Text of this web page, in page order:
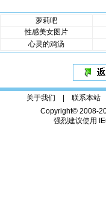
萝莉吧
性感美女图片
心灵的鸡汤
关于我们 | 联系本站
Copyright© 2008-
强烈建议使用